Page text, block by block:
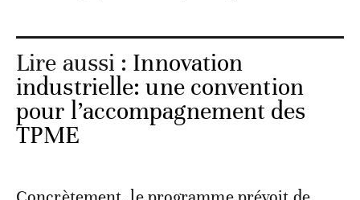
Lire aussi : Innovation
industrielle: une convention
pour l’accompagnement des
TPME